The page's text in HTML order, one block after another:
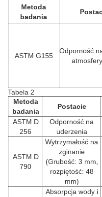
Metoda
badania
ASTM G155
Odporność
Tabela 2
Metoda
badania
Postacie
ASTM D
256
Odporność na
uderzenia
ASTM D
790
Wytrzymałość na
zginanie
(Grubość: 3 mm,
rozpiętość: 48
mm)
Absorpcja wody i